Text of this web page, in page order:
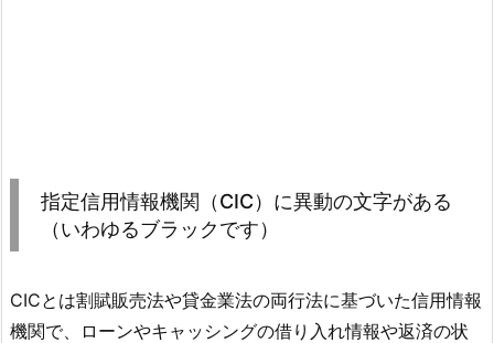
指定信用情報機関（CIC）に異動の文字がある
（いわゆるブラックです）
CICとは割賦販売法や貸金業法の両行法に基づいた信用情報
機関で、ローンやキャッシングの借り入れ情報や返済の状